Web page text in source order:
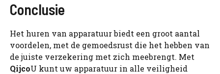
Conclusie
Het huren van apparatuur biedt een groot aantal
voordelen, met de gemoedsrust die het hebben van
de juiste verzekering met zich meebrengt. Met
QijcoU kunt uw apparatuur in alle veiligheid